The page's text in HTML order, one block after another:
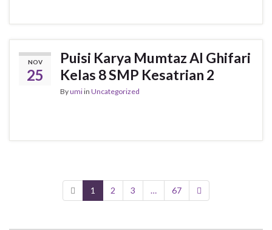
NOV
25
Puisi Karya Mumtaz Al Ghifari
Kelas 8 SMP Kesatrian 2
Byumiin Uncategorized
1 2 3 … 67